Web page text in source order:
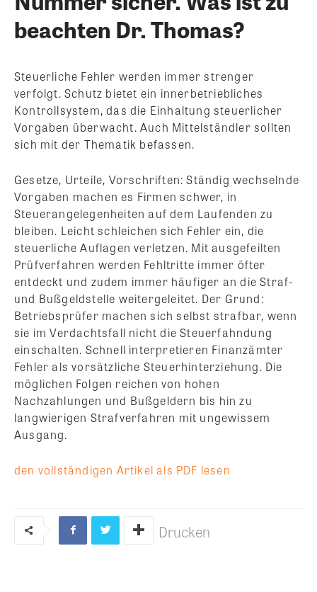
beachten Dr. Thomas?
Steuerliche Fehler werden immer strenger
verfolgt. Schutz bietet ein innerbetriebliches
Kontrollsystem, das die Einhaltung steuerlicher
Vorgaben überwacht. Auch Mittelständler sollten
sich mit der Thematik befassen.
Gesetze, Urteile, Vorschriften: Ständig wechselnde
Vorgaben machen es Firmen schwer, in
Steuerangelegenheiten auf dem Laufenden zu
bleiben. Leicht schleichen sich Fehler ein, die
steuerliche Auflagen verletzen. Mit ausgefeilten
Prüfverfahren werden Fehltritte immer öfter
entdeckt und zudem immer häufiger an die Straf-
und Bußgeldstelle weitergeleitet. Der Grund:
Betriebsprüfer machen sich selbst strafbar, wenn
sie im Verdachtsfall nicht die Steuerfahndung
einschalten. Schnell interpretieren Finanzämter
Fehler als vorsätzliche Steuerhinterziehung. Die
möglichen Folgen reichen von hohen
Nachzahlungen und Bußgeldern bis hin zu
langwierigen Strafverfahren mit ungewissem
Ausgang.
den vollständigen Artikel als PDF lesen
Drucken